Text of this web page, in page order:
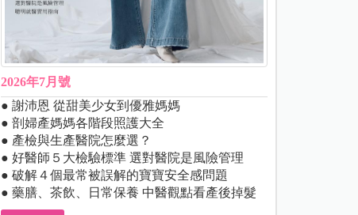
2026年7月號
● 謝沛恩 從甜美少女到優雅媽媽
● 剖婦產媽媽各階段照護大全
● 產檢與生產醫院怎麼選？
● 好醫師５大檢驗標準 選對醫院是風險管理
● 破解４個最常被誤解的寶寶安全感問題
● 藥膳、茶飲、日常保養 中醫觀點看產後掉髮